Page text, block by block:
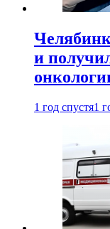
и
1 год спустя1